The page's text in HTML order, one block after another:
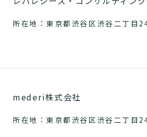
所在地：東京都渋谷区渋谷二丁目
mederi株式会社
所在地：東京都渋谷区渋谷二丁目